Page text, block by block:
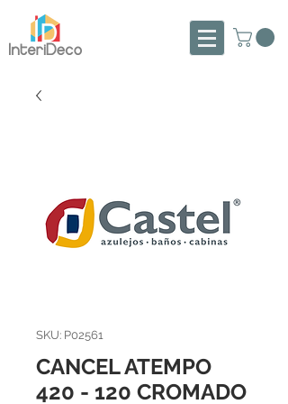
SKU: P02561
CANCEL ATEMPO
420 - 120 CROMADO